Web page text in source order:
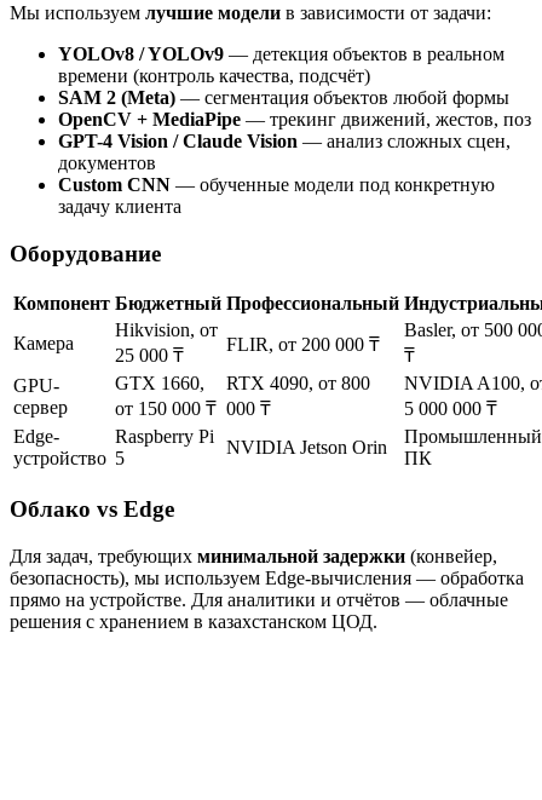
Мы используем лучшие модели в зависимости от задачи:
YOLOv8 / YOLOv9 — детекция объектов в реальном
времени (контроль качества, подсчёт)
SAM 2 (Meta) — сегментация объектов любой формы
OpenCV + MediaPipe — трекинг движений, жестов, поз
GPT-4 Vision / Claude Vision — анализ сложных сцен,
документов
Custom CNN — обученные модели под конкретную
задачу клиента
Оборудование
Компонент Бюджетный Профессиональный
Камера
Hikvision, от
25 000 ₸
FLIR, от 200 000 ₸
Basler, от 500
₸
GPU-
сервер
GTX 1660,
от 150 000 ₸
RTX 4090, от 800
000 ₸
NVIDIA A100,
5 000 000 ₸
Edge-
устройство
Raspberry Pi
5
NVIDIA Jetson Orin
Промышленный
ПК
Облако vs Edge
Для задач, требующих минимальной задержки (конвейер,
безопасность), мы используем Edge-вычисления — обработка
прямо на устройстве. Для аналитики и отчётов — облачные
решения с хранением в казахстанском ЦОД.